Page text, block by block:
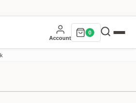
Account
0